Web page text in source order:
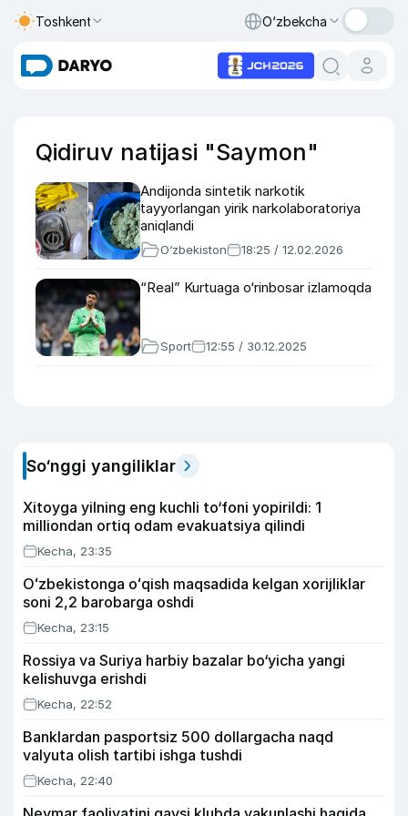
Toshkent O‘zbekcha
Qidiruv natijasi "Saymon"
Andijonda sintetik narkotik
tayyorlangan yirik narkolaboratoriya
aniqlandi
O‘zbekiston 18:25 / 12.02.2026
“Real” Kurtuaga o‘rinbosar izlamoqda
Sport 12:55 / 30.12.2025
So‘nggi yangiliklar
Xitoyga yilning eng kuchli to‘foni yopirildi: 1
milliondan ortiq odam evakuatsiya qilindi
Kecha, 23:35
Oʻzbekistonga oʻqish maqsadida kelgan xorijliklar
soni 2,2 barobarga oshdi
Kecha, 23:15
Rossiya va Suriya harbiy bazalar bo‘yicha yangi
kelishuvga erishdi
Kecha, 22:52
Banklardan pasportsiz 500 dollargacha naqd
valyuta olish tartibi ishga tushdi
Kecha, 22:40